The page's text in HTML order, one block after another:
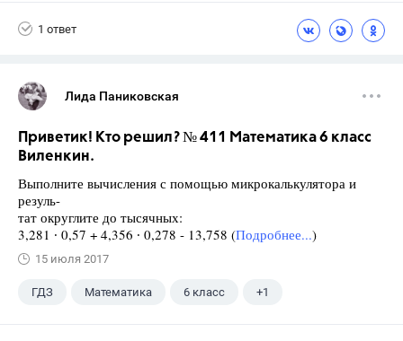
1 ответ
Лида Паниковская
Приветик! Кто решил? № 411 Математика 6 класс
Виленкин.
Выполните вычисления с помощью микрокалькулятора и
резуль-
тат округлите до тысячных:
3,281 ∙ 0,57 + 4,356 ∙ 0,278 - 13,758 (Подробнее...)
15 июля 2017
ГДЗ Математика 6 класс +1